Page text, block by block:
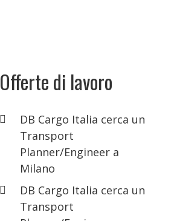
Offerte di lavoro
DB Cargo Italia cerca un
Transport
Planner/Engineer a
Milano
DB Cargo Italia cerca un
Transport